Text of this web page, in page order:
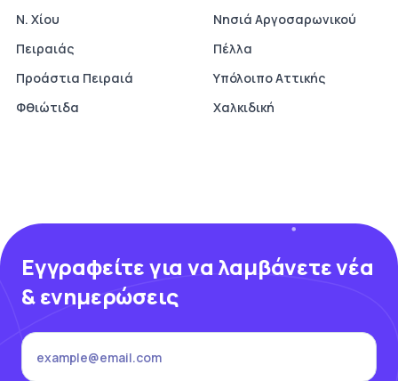
Ν. Χίου
Νησιά Αργοσαρωνικού
Πειραιάς
Πέλλα
Προάστια Πειραιά
Υπόλοιπο Αττικής
Φθιώτιδα
Χαλκιδική
Εγγραφείτε για να λαμβάνετε νέα
& ενημερώσεις